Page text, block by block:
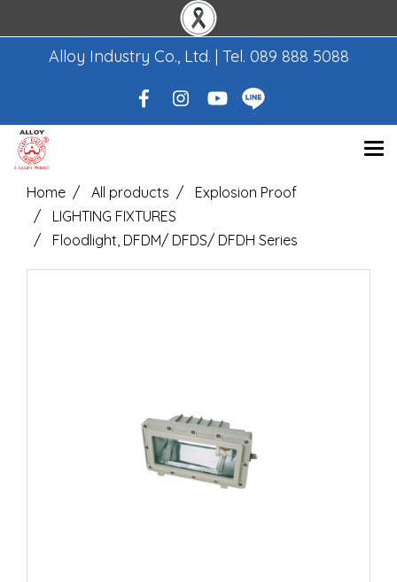
Alloy Industry Co., Ltd. | Tel. 089 888 5088
Home All products
Explosion Proof
LIGHTING FIXTURES
Floodlight, DFDM/ DFDS/ DFDH Series